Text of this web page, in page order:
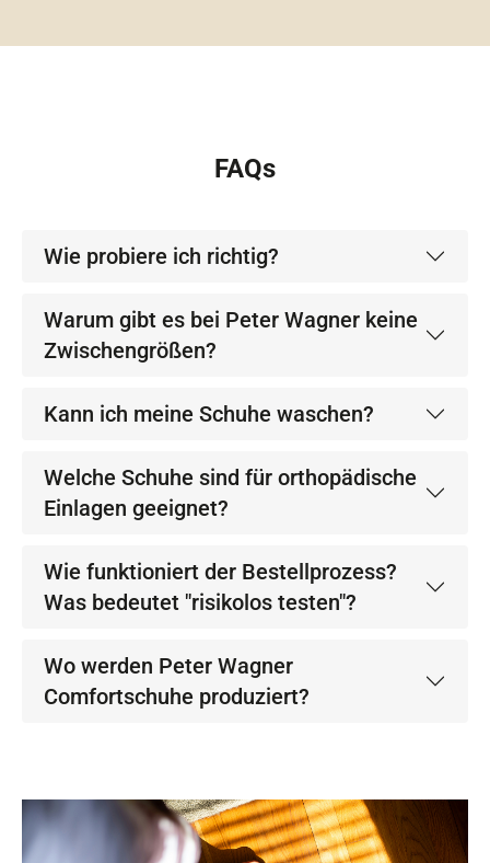
FAQs
Wie probiere ich richtig?
Warum gibt es bei Peter Wagner keine
Zwischengrößen?
Kann ich meine Schuhe waschen?
Welche Schuhe sind für orthopädische
Einlagen geeignet?
Wie funktioniert der Bestellprozess?
Was bedeutet "risikolos testen"?
Wo werden Peter Wagner
Comfortschuhe produziert?